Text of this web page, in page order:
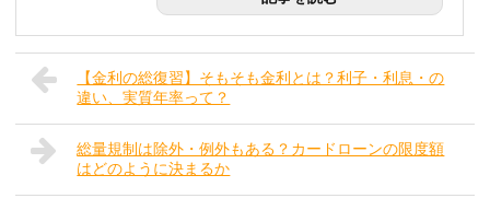
【金利の総復習】そもそも金利とは？利子・利息・の
違い、実質年率って？
総量規制は除外・例外もある？カードローンの限度額
はどのように決まるか